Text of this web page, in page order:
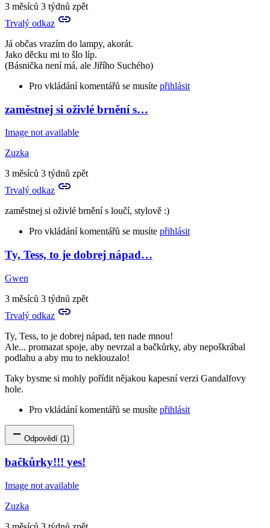
3 měsíců 3 týdnů zpět
Trvalý odkaz
Já občas vrazím do lampy, akorát.
Jako děcku mi to šlo líp.
(Básnička není má, ale Jiřího Suchého)
Pro vkládání komentářů se musíte přihlásit
In
reply
to
Tý
jo,
básnička.
teda
by
zaměstnej si oživlé brnění s…
Image not available
Zuzka
3 měsíců 3 týdnů zpět
Trvalý odkaz
zaměstnej si oživlé brnění s loučí, stylově :)
Pro vkládání komentářů se musíte přihlásit
Ty, Tess, to je dobrej nápad…
Gwen
3 měsíců 3 týdnů zpět
Trvalý odkaz
Ty, Tess, to je dobrej nápad, ten nade mnou!
Ale... promazat spoje, aby nevrzal a bačkůrky, aby nepoškrábal
podlahu a aby mu to neklouzalo!
Taky bysme si mohly pořídit nějakou kapesní verzi Gandalfovy
hole.
Pro vkládání komentářů se musíte přihlásit
Odpovědí (1)
bačkůrky!!! yes!
Image not available
Zuzka